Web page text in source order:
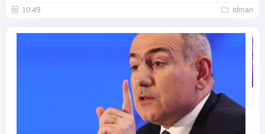
10:49 İdman